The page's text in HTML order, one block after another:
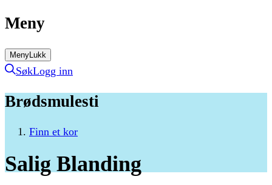
Meny
MenyLukk
SøkLogg inn
Brødsmulesti
Finn et kor
Salig Blanding